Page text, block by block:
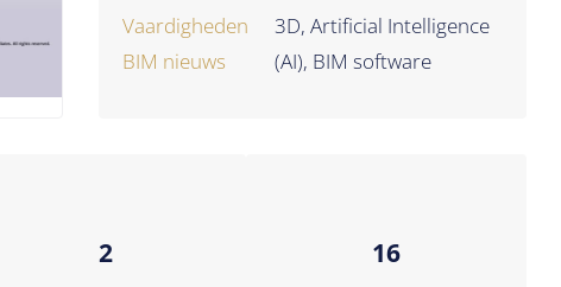
Vaardigheden
BIM nieuws
3D, Artificial Intelligence
(AI), BIM software
2 16